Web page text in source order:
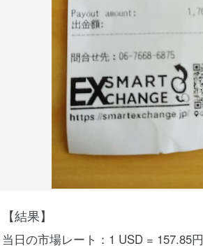
【結果】
当日の市場レート：1 USD = 157.85円